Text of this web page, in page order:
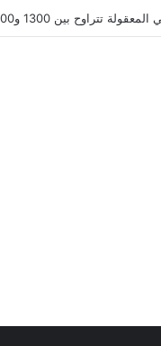
تتراوح بين 1300 و1700 دينار